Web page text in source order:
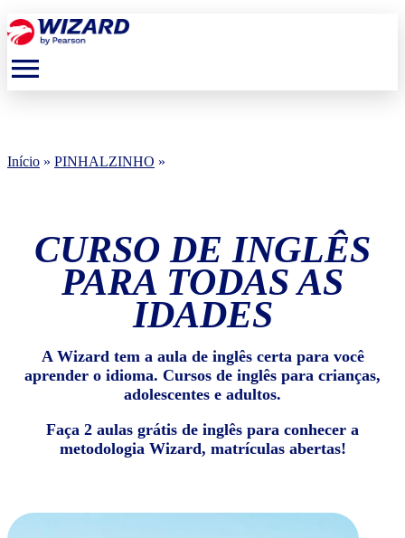
menu
Início » PINHALZINHO »
CURSO DE INGLÊS
PARA TODAS AS
IDADES
A Wizard tem a aula de inglês certa para você
aprender o idioma. Cursos de inglês para crianças,
adolescentes e adultos.
Faça 2 aulas grátis de inglês para conhecer a
metodologia Wizard, matrículas abertas!